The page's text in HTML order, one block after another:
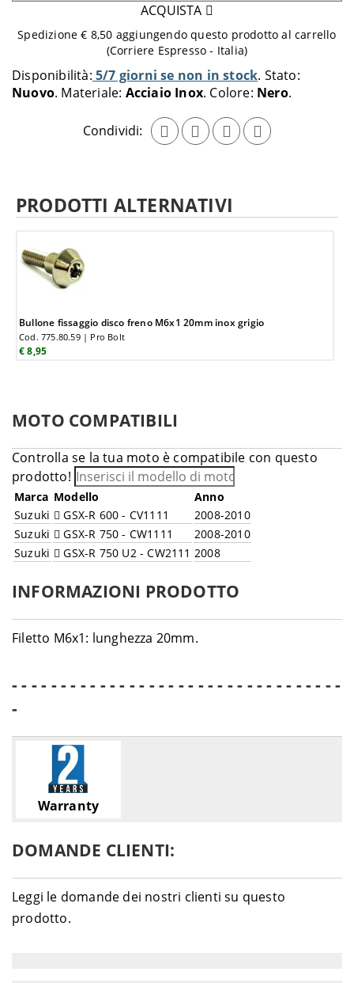
Disponibilità: 5/7 giorni se non in stock Stato:
Nuovo Materiale: Acciaio Inox Colore: Nero
Condividi:
aggiungere
carrello
ACQUISTA
Spedizione € 8,50 aggiungendo questo prodotto al carrello
(Corriere Espresso - Italia)
PRODOTTI ALTERNATIVI
Bullone fissaggio disco freno M6x1 20mm inox grigio
Cod. 775.80.59 | Pro Bolt
€ 8,95
MOTO COMPATIBILI
Controlla se la tua moto è compatibile con questo
prodotto!
Marca Modello
Anno
Suzuki
GSX-R 600 - CV1111
2008-2010
Suzuki
GSX-R 750 - CW1111
2008-2010
Suzuki
GSX-R 750 U2 - CW2111 2008
INFORMAZIONI PRODOTTO
Filetto M6x1: lunghezza 20mm.
- - - - - - - - - - - - - - - - - - - - - - - - - - - - - - - - - -
-
Warranty
DOMANDE CLIENTI:
Leggi le domande dei nostri clienti su questo
prodotto.